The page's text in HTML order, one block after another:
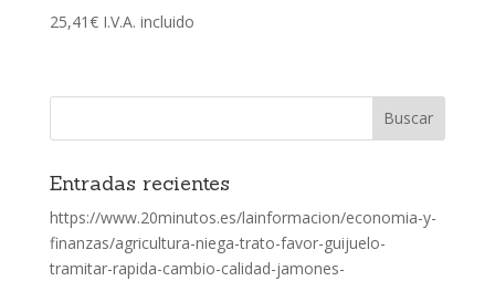
25,41€ I.V.A. incluido
Entradas recientes
https://www.20minutos.es/lainformacion/economia-y-
finanzas/agricultura-niega-trato-favor-guijuelo-
tramitar-rapida-cambio-calidad-jamones-